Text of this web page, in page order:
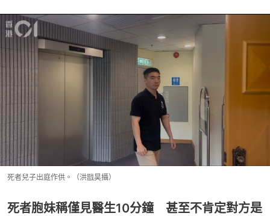
死者兒子出庭作供。（洪戩昊攝）
死者胞妹稱僅見醫生10分鐘 甚至不肯定對方是